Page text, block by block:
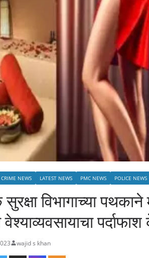
CRIME NEWS LATEST NEWS PMC NEWS POLICE NEWS
विभागाच्या
wajid s khan